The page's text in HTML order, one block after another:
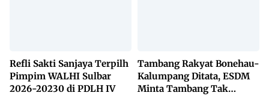
Refli Sakti Sanjaya Terpilh
Pimpim WALHI Sulbar
2026-20230 di PDLH IV
Tambang Rakyat Bonehau-
Kalumpang Ditata, ESDM
Minta Tambang Tak